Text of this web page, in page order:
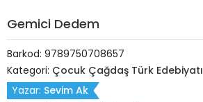
Gemici Dedem
Barkod: 9789750708657
Kategori: Çocuk Çağdaş Türk Edebiyatı
Yazar: Sevim Ak